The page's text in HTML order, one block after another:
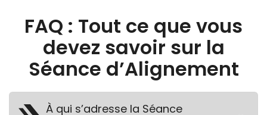
FAQ : Tout ce que vous
devez savoir sur la
Séance d’Alignement
À qui s’adresse la Séance